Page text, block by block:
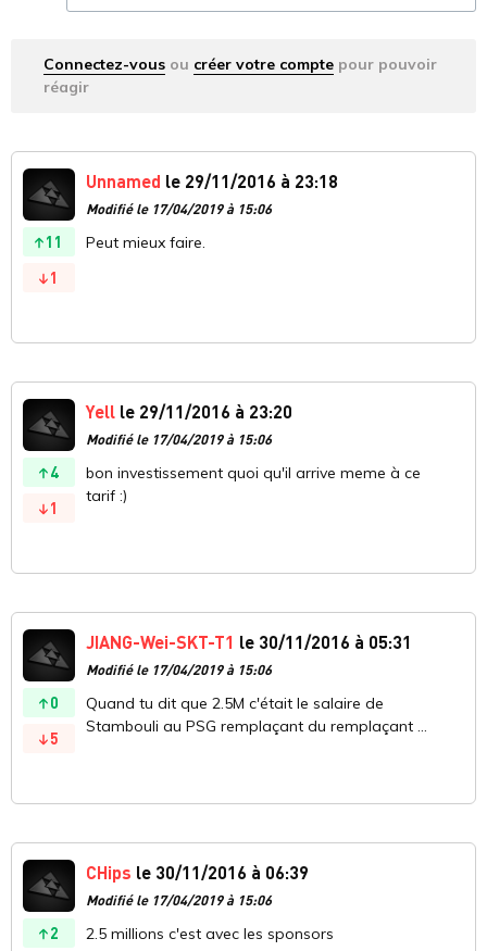
Connectez-vous ou créer votre compte pour pouvoir
réagir
11
1
Unnamed le 29/11/2016 à 23:18
Modifié le 17/04/2019 à 15:06
Peut mieux faire.
4
1
Yell le 29/11/2016 à 23:20
Modifié le 17/04/2019 à 15:06
bon investissement quoi qu'il arrive meme à ce
tarif :)
0
5
JIANG-Wei-SKT-T1 le 30/11/2016 à 05:31
Modifié le 17/04/2019 à 15:06
Quand tu dit que 2.5M c'était le salaire de
Stambouli au PSG remplaçant du remplaçant ...
2
CHips le 30/11/2016 à 06:39
Modifié le 17/04/2019 à 15:06
2.5 millions c'est avec les sponsors